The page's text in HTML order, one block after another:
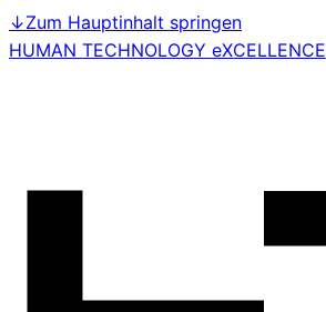
↓Zum Hauptinhalt springen
HUMAN TECHNOLOGY eXCELLENCE